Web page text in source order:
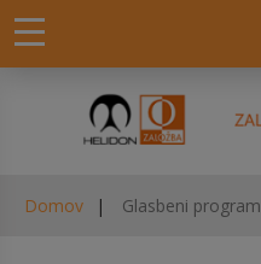
Domov Glasbeni program